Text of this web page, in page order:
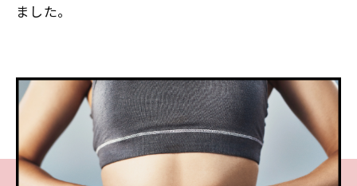
FAQ よくあるご質問
Contact 体験レッスン申し込み
Company 運営会社情報
ました。